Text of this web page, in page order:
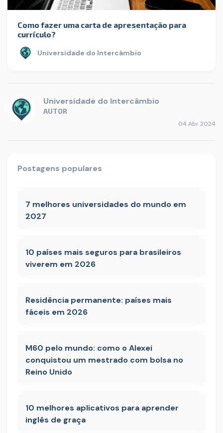
Como fazer uma carta de apresentação para
currículo?
Universidade do Intercâmbio
Universidade do Intercâmbio
AUTOR
04 Abr 2024
Postagens populares
7 melhores universidades do mundo em
2027
10 países mais seguros para brasileiros
viverem em 2026
Residência permanente: países mais
fáceis em 2026
M60 pelo mundo: como o Alexei
conquistou um mestrado com bolsa no
Reino Unido
10 melhores aplicativos para aprender
inglês de graça